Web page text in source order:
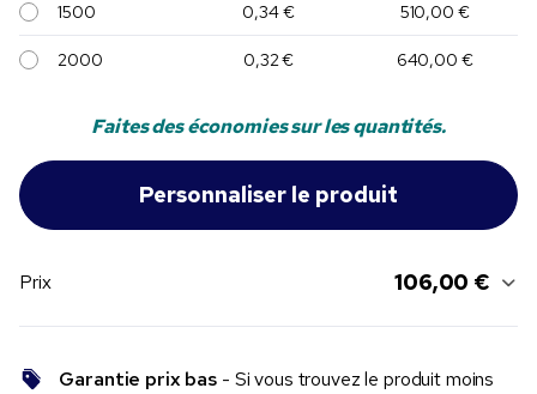
1500 0,34 € 510,00 €
2000 0,32 € 640,00 €
Faites des économies sur les quantités.
Prix 106,00 €
Garantie prix bas - Si vous trouvez le produit moins